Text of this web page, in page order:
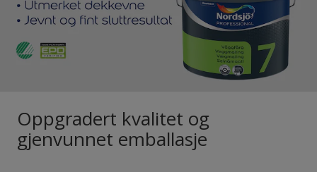
Oppgradert kvalitet og
gjenvunnet emballasje